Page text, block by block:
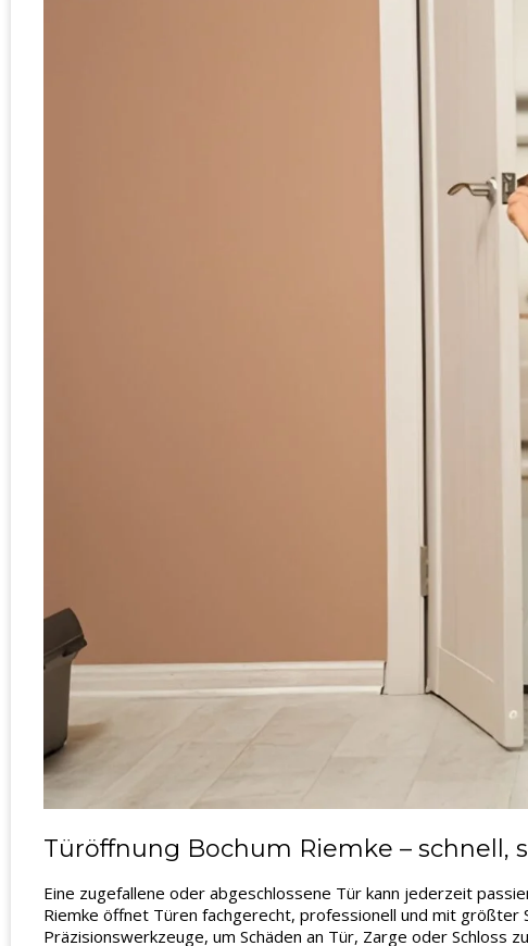
Türöffnung Bochum Riemke – schnell,
Eine zugefallene oder abgeschlossene Tür kann jederzeit
Riemke öffnet Türen fachgerecht, professionell und mit
Präzisionswerkzeuge, um Schäden an Tür, Zarge oder Schloss